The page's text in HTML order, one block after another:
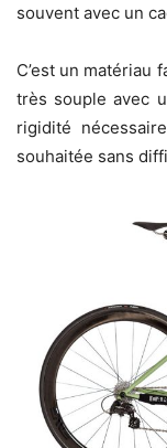
souvent avec un
C’est un matériau
très souple avec
rigidité
souhaitée sans